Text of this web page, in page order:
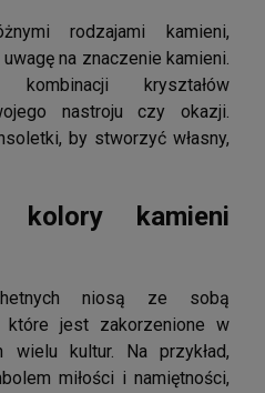
rodzajami kamieni,
na znaczenie kamieni.
kombinacji kryształów
nastroju czy okazji.
by stworzyć własny,
kolory kamieni
niosą ze sobą
które jest zakorzenione w
wielu kultur. Na przykład,
miłości i namiętności,